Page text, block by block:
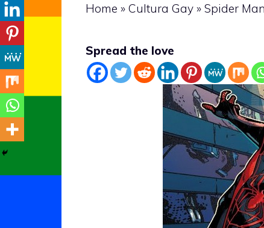
Home » Cultura Gay » Spider
Spread the love